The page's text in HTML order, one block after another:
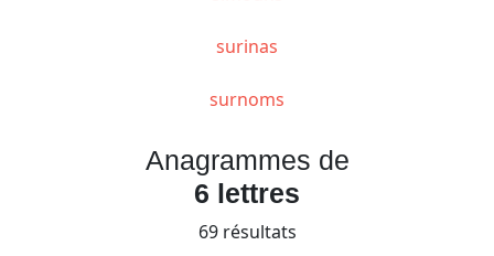
surinas
surnoms
Anagrammes de
6 lettres
69 résultats